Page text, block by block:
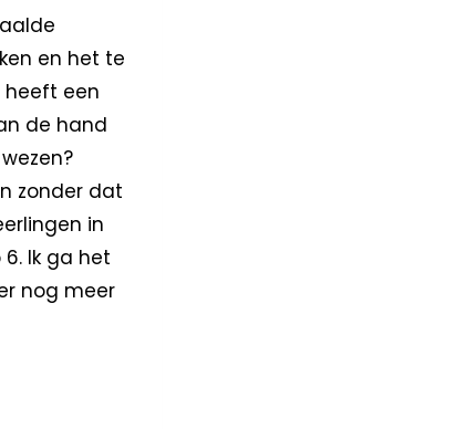
en het te
heeft een
de hand
zonder dat
in
Ik ga het
nog meer